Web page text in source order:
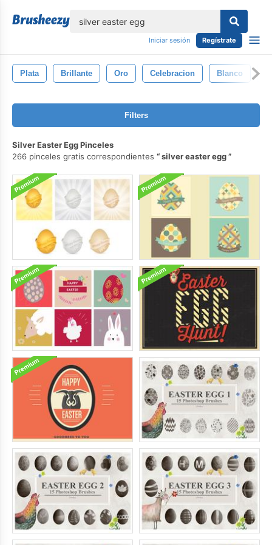
Iniciar sesión Regístrate
Plata Brillante Oro Celebracion Blanco
Filters
Silver Easter Egg Pinceles
266 pinceles gratis correspondientes
silver easter egg